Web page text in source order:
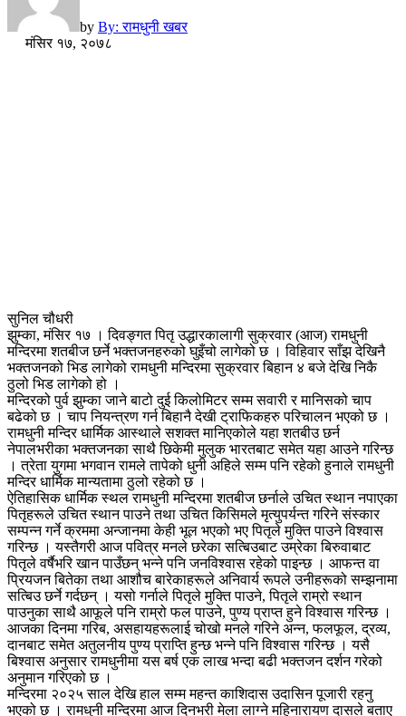
by By: रामधुनी खबर
मंसिर १७, २०७८
सुनिल चौधरी
झुम्का, मंसिर १७ । दिवङ्गत पितृ उद्धारकालागी सुक्रवार (आज) रामधुनी
मन्दिरमा शतबीज छर्ने भक्तजनहरुको घुइँचो लागेको छ । विहिवार साँझ देखिनै
भक्तजनको भिड लागेको रामधुनी मन्दिरमा सुक्रवार बिहान ४ बजे देखि निकै
ठुलो भिड लागेको हो ।
मन्दिरको पुर्व झुम्का जाने बाटो दुई किलोमिटर सम्म सवारी र मानिसको चाप
बढेको छ । चाप नियन्त्रण गर्न बिहानै देखी ट्राफिकहरु परिचालन भएको छ ।
रामधुनी मन्दिर धार्मिक आस्थाले सशक्त मानिएकोले यहा शतबीउ छर्न
नेपालभरीका भक्तजनका साथै छिकेमी मुलुक भारतबाट समेत यहा आउने गरिन्छ
। त्रेता युगमा भगवान रामले तापेको धुनी अहिले सम्म पनि रहेको हुनाले रामधुनी
मन्दिर धार्मिक मान्यतामा ठुलो रहेको छ ।
ऐतिहासिक धार्मिक स्थल रामधुनी मन्दिरमा शतबीज छर्नाले उचित स्थान नपाएका
पितृहरूले उचित स्थान पाउने तथा उचित किसिमले मृत्युपर्यन्त गरिने संस्कार
सम्पन्न गर्ने क्रममा अन्जानमा केही भूल भएको भए पितृले मुक्ति पाउने विश्वास
गरिन्छ । यस्तैगरी आज पवित्र मनले छरेका सत्बिउबाट उम्रेका बिरुवाबाट
पितृले वर्षैभरि खान पाउँछन् भन्ने पनि जनविश्वास रहेको पाइन्छ । आफन्त वा
प्रियजन बितेका तथा आशौच बारेकाहरूले अनिवार्य रूपले उनीहरूको सम्झनामा
सत्बिउ छर्ने गर्दछन् । यसो गर्नाले पितृले मुक्ति पाउने, पितृले राम्रो स्थान
पाउनुका साथै आफूले पनि राम्रो फल पाउने, पुण्य प्राप्त हुने विश्वास गरिन्छ ।
आजका दिनमा गरिब, असहायहरूलाई चोखो मनले गरिने अन्न, फलफूल, द्रव्य,
दानबाट समेत अतुलनीय पुण्य प्राप्ति हुन्छ भन्ने पनि विश्वास गरिन्छ । यसै
बिश्वास अनुसार रामधुनीमा यस बर्ष एक लाख भन्दा बढी भक्तजन दर्शन गरेको
अनुमान गरिएको छ ।
मन्दिरमा २०२५ साल देखि हाल सम्म महन्त काशिदास उदासिन पूजारी रहनु
भएको छ । रामधुनी मन्दिरमा आज दिनभरी मेला लाग्ने महिनारायण दासले बताए